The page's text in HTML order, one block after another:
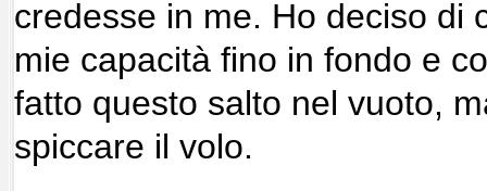
credesse in me. Ho deciso di
mie capacità fino in fondo e
fatto questo salto nel vuoto,
spiccare il volo.